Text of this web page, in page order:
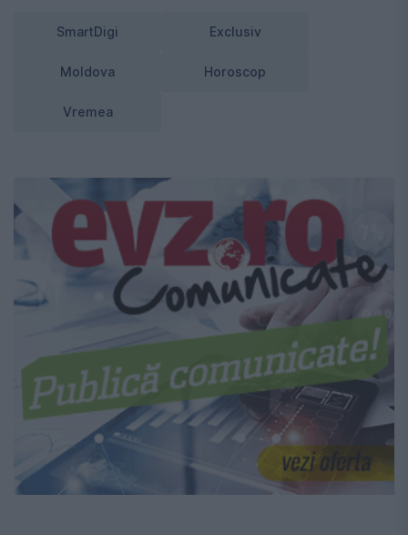
SmartDigi Exclusiv
Moldova Horoscop
Vremea